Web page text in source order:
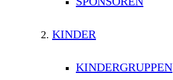
KINDER
KINDERGRUPPEN